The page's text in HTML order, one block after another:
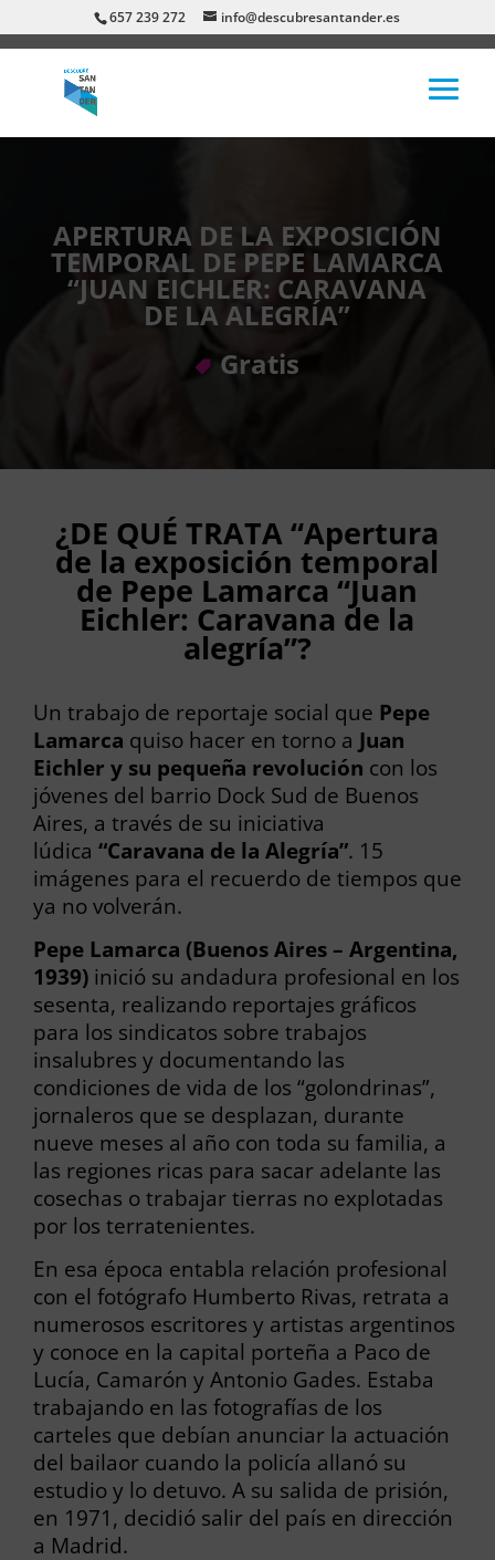
657 239 272 info@descubresantander.es
APERTURA DE LA EXPOSICIÓN
TEMPORAL DE PEPE LAMARCA
“JUAN EICHLER: CARAVANA
DE LA ALEGRÍA”
Gratis
¿DE QUÉ TRATA “Apertura
de la exposición temporal
de Pepe Lamarca “Juan
Eichler: Caravana de la
alegría”?
Un trabajo de reportaje social que Pepe
Lamarca quiso hacer en torno a Juan
Eichler y su pequeña revolución con los
jóvenes del barrio Dock Sud de Buenos
Aires, a través de su iniciativa
lúdica “Caravana de la Alegría”. 15
imágenes para el recuerdo de tiempos que
ya no volverán.
Pepe Lamarca (Buenos Aires – Argentina,
1939) inició su andadura profesional en los
sesenta, realizando reportajes gráficos
para los sindicatos sobre trabajos
insalubres y documentando las
condiciones de vida de los “golondrinas”,
jornaleros que se desplazan, durante
nueve meses al año con toda su familia, a
las regiones ricas para sacar adelante las
cosechas o trabajar tierras no explotadas
por los terratenientes.
En esa época entabla relación profesional
con el fotógrafo Humberto Rivas, retrata a
numerosos escritores y artistas argentinos
y conoce en la capital porteña a Paco de
Lucía, Camarón y Antonio Gades. Estaba
trabajando en las fotografías de los
carteles que debían anunciar la actuación
del bailaor cuando la policía allanó su
estudio y lo detuvo. A su salida de prisión,
en 1971, decidió salir del país en dirección
a Madrid.